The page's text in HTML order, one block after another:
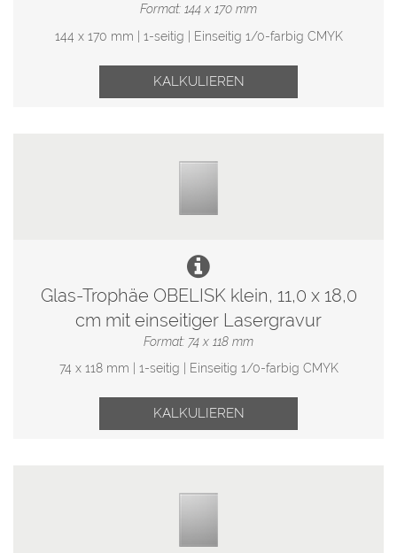
Format: 144 x 170 mm
144 x 170 mm | 1-seitig | Einseitig 1/0-farbig CMYK
KALKULIEREN
Glas-Trophäe OBELISK klein, 11,0 x 18,0
cm mit einseitiger Lasergravur
Format: 74 x 118 mm
74 x 118 mm | 1-seitig | Einseitig 1/0-farbig CMYK
KALKULIEREN